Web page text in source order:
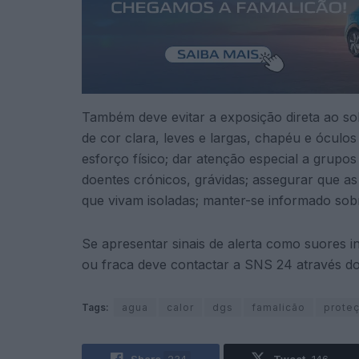
Também deve evitar a exposição direta ao
de cor clara, leves e largas, chapéu e
esforço físico; dar atenção especial a
doentes crónicos, grávidas; assegurar que
que vivam isoladas; manter-se informado
Se apresentar sinais de alerta como suores
ou fraca deve contactar a SNS 24 através
Tags: agua calor dgs famalicão